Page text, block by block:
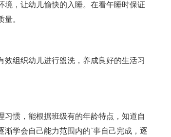
，让幼儿愉快的入睡。在看午睡时保证
。
组织幼儿进行盥洗，养成良好的生活习
惯，能根据班级有的年龄特点，知道自
学会自己能力范围内的`事自己完成，逐